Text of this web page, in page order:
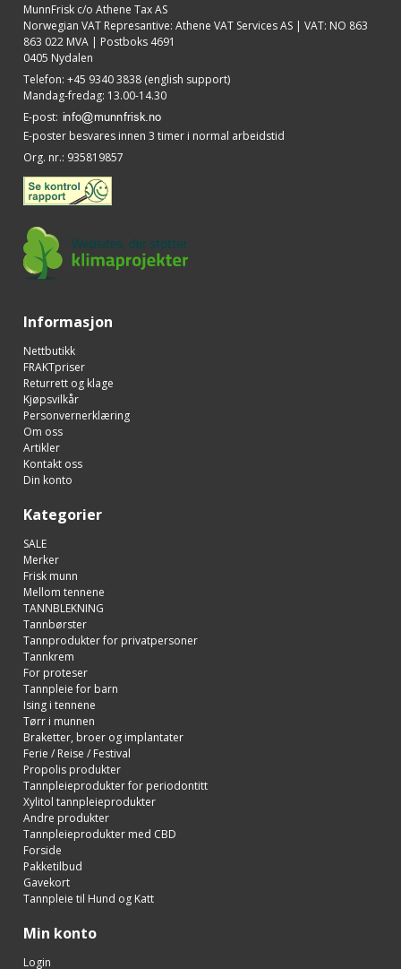
MunnFrisk c/o Athene Tax AS
Norwegian VAT Represantive: Athene VAT Services AS | VAT: NO 863
863 022 MVA | Postboks 4691
0405 Nydalen
Telefon: +45 9340 3838 (english support)
Mandag-fredag: 13.00-14.30
E-post:
E-poster besvares innen 3 timer i normal arbeidstid
Org. nr.: 935819857
Informasjon
Nettbutikk
FRAKTpriser
Returrett og klage
Kjøpsvilkår
Personvernerklæring
Om oss
Artikler
Kontakt oss
Din konto
Kategorier
SALE
Merker
Frisk munn
Mellom tennene
TANNBLEKNING
Tannbørster
Tannprodukter for privatpersoner
Tannkrem
For proteser
Tannpleie for barn
Ising i tennene
Tørr i munnen
Braketter, broer og implantater
Ferie / Reise / Festival
Propolis produkter
Tannpleieprodukter for periodontitt
Xylitol tannpleieprodukter
Andre produkter
Tannpleieprodukter med CBD
Forside
Pakketilbud
Gavekort
Tannpleie til Hund og Katt
Min konto
Login